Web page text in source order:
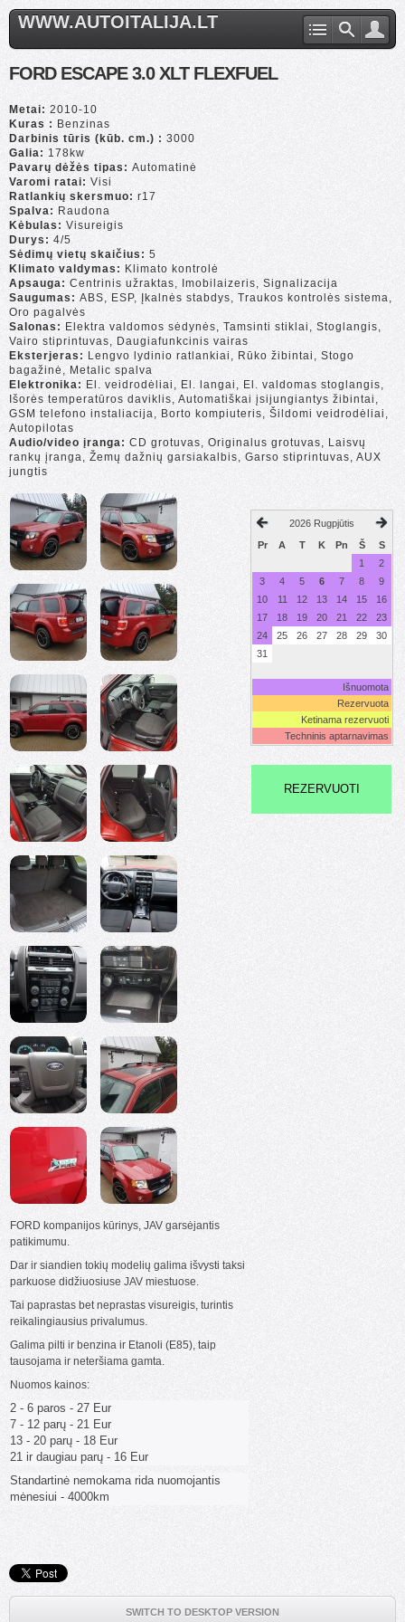
WWW.AUTOITALIJA.LT
FORD ESCAPE 3.0 XLT FLEXFUEL
Metai: 2010-10
Kuras : Benzinas
Darbinis tūris (kūb. cm.) : 3000
Galia: 178kw
Pavarų dėžės tipas: Automatinė
Varomi ratai: Visi
Ratlankių skersmuo: r17
Spalva: Raudona
Kėbulas: Visureigis
Durys: 4/5
Sėdimų vietų skaičius: 5
Klimato valdymas: Klimato kontrolė
Apsauga: Centrinis užraktas, Imobilaizeris, Signalizacija
Saugumas: ABS, ESP, Įkalnės stabdys, Traukos kontrolės sistema,
Oro pagalvės
Salonas: Elektra valdomos sėdynės, Tamsinti stiklai, Stoglangis,
Vairo stiprintuvas, Daugiafunkcinis vairas
Eksterjeras: Lengvo lydinio ratlankiai, Rūko žibintai, Stogo
bagažinė, Metalic spalva
Elektronika: El. veidrodėliai, El. langai, El. valdomas stoglangis,
Išorės temperatūros daviklis, Automatiškai įsijungiantys žibintai,
GSM telefono instaliacija, Borto kompiuteris, Šildomi veidrodėliai,
Autopilotas
Audio/video įranga: CD grotuvas, Originalus grotuvas, Laisvų
rankų įranga, Žemų dažnių garsiakalbis, Garso stiprintuvas, AUX
jungtis
FORD kompanijos kūrinys, JAV garsėjantis
patikimumu.
Dar ir siandien tokių modelių galima išvysti taksi
parkuose didžiuosiuse JAV miestuose.
Tai paprastas bet neprastas visureigis, turintis
reikalingiausius privalumus.
Galima pilti ir benzina ir Etanoli (E85), taip
tausojama ir neteršiama gamta.
Nuomos kainos:
2 - 6 paros - 27 Eur
7 - 12 parų - 21 Eur
13 - 20 parų - 18 Eur
21 ir daugiau parų - 16 Eur
Standartinė nemokama rida nuomojantis
mėnesiui - 4000km
2026 Rugpjūtis
Pr
A T K Pn Š
S
1
2
3
4 5 6 7 8
9
10
11 12 13 14 15
16
17
18 19 20 21 22
23
24
25 26 27 28 29
30
31
Išnuomota
Rezervuota
Ketinama rezervuoti
Techninis aptarnavimas
REZERVUOTI
SWITCH TO DESKTOP VERSION